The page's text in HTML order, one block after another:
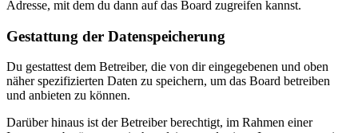
Adresse, mit dem du dann auf das Board zugreifen kannst.
Gestattung der Datenspeicherung
Du gestattest dem Betreiber, die von dir eingegebenen und oben
näher spezifizierten Daten zu speichern, um das Board betreiben
und anbieten zu können.
Darüber hinaus ist der Betreiber berechtigt, im Rahmen einer